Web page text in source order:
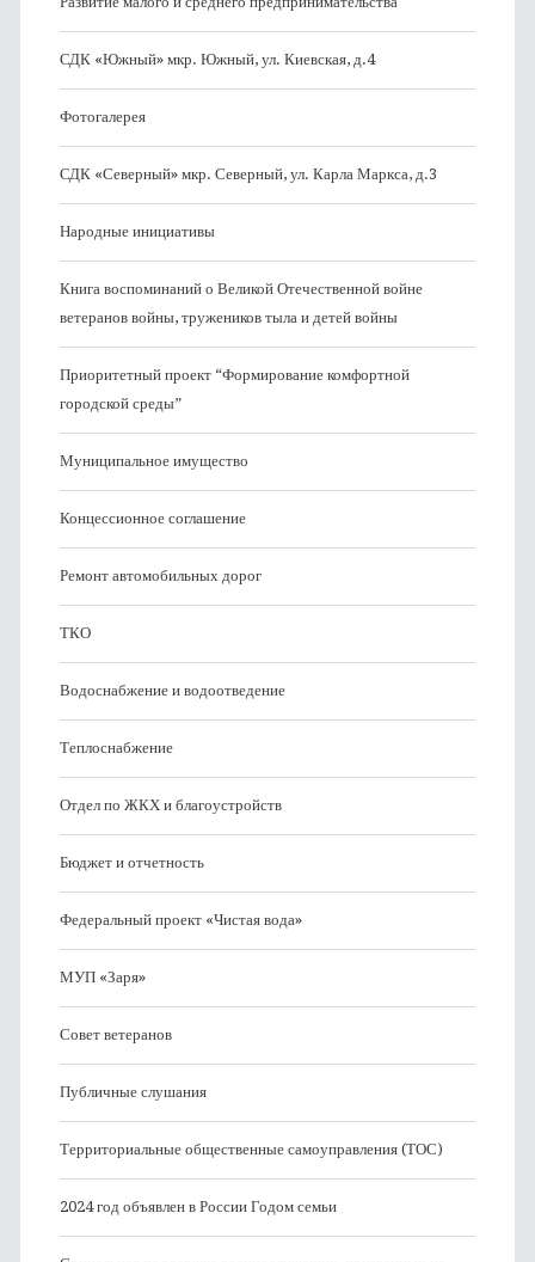
СДК «Южный» мкр. Южный, ул. Киевская, д.4
Фотогалерея
СДК «Северный» мкр. Северный, ул. Карла Маркса, д.3
Народные инициативы
Книга воспоминаний о Великой Отечественной войне
ветеранов войны, тружеников тыла и детей войны
Приоритетный проект “Формирование комфортной
городской среды”
Муниципальное имущество
Концессионное соглашение
Ремонт автомобильных дорог
ТКО
Водоснабжение и водоотведение
Теплоснабжение
Отдел по ЖКХ и благоустройств
Бюджет и отчетность
Федеральный проект «Чистая вода»
МУП «Заря»
Совет ветеранов
Публичные слушания
Территориальные общественные самоуправления (ТОС)
2024 год объявлен в России Годом семьи